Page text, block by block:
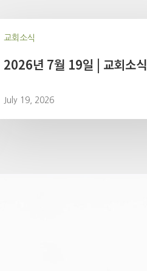
교회소식
2026년 7월 19일 | 교회소식
July 19, 2026